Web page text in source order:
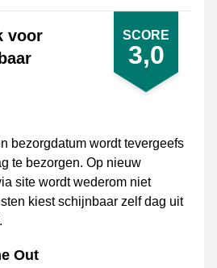
SCORE
3,0
voor
bezorgdatum wordt tevergeefs
te bezorgen. Op nieuw
site wordt wederom niet
kiest schijnbaar zelf dag uit
Out